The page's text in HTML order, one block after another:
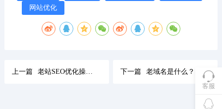
网站优化
上一篇 老站SEO优化操作技巧，如何优化获取稳定排名 下一篇
客服